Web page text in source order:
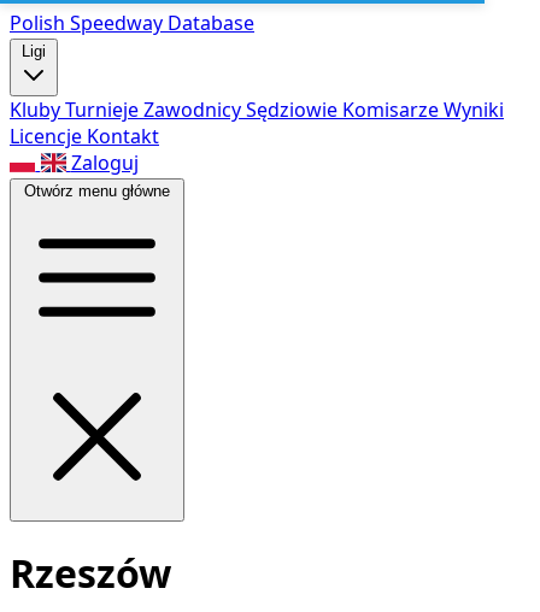
Polish Speedway Database
Ligi
KlubyTurniejeZawodnicySędziowie KomisarzeWyniki
Licencje Kontakt
Zaloguj
Otwórz menu główne
Rzeszów